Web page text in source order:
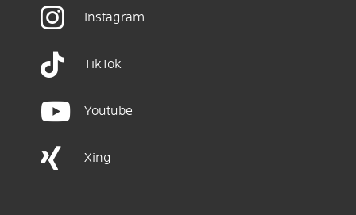
Instagram
TikTok
Youtube
Xing